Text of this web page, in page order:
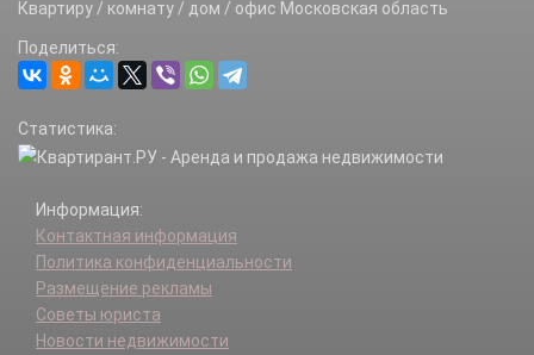
Квартиру / комнату / дом / офис Московская область
Поделиться:
Статистика:
Информация:
Контактная информация
Политика конфиденциальности
Размещение рекламы
Советы юриста
Новости недвижимости